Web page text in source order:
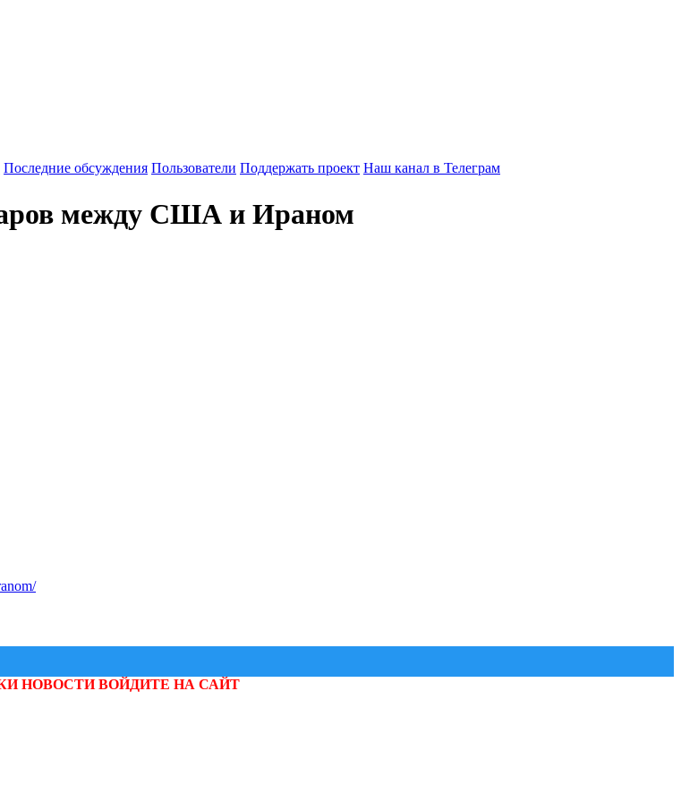
Последние обсуждения Пользователи Поддержать проект Наш канал в Телеграм
между США и Ираном
НОВОСТИ ВОЙДИТЕ НА САЙТ